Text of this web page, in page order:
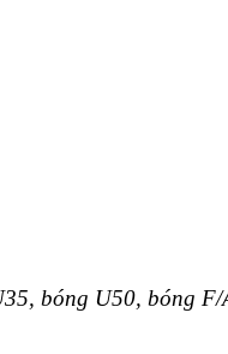
bóng U50, bóng